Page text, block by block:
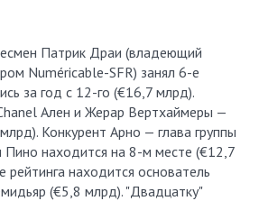
Патрик Драи (владеющий
Numéricable-SFR) занял 6-е
за год с 12-го (€16,7 млрд).
Ален и Жерар Вертхаймеры —
Конкурент Арно — глава группы
Пино находится на 8-м месте (€12,7
находится основатель
(€5,8 млрд). "Двадцатку"